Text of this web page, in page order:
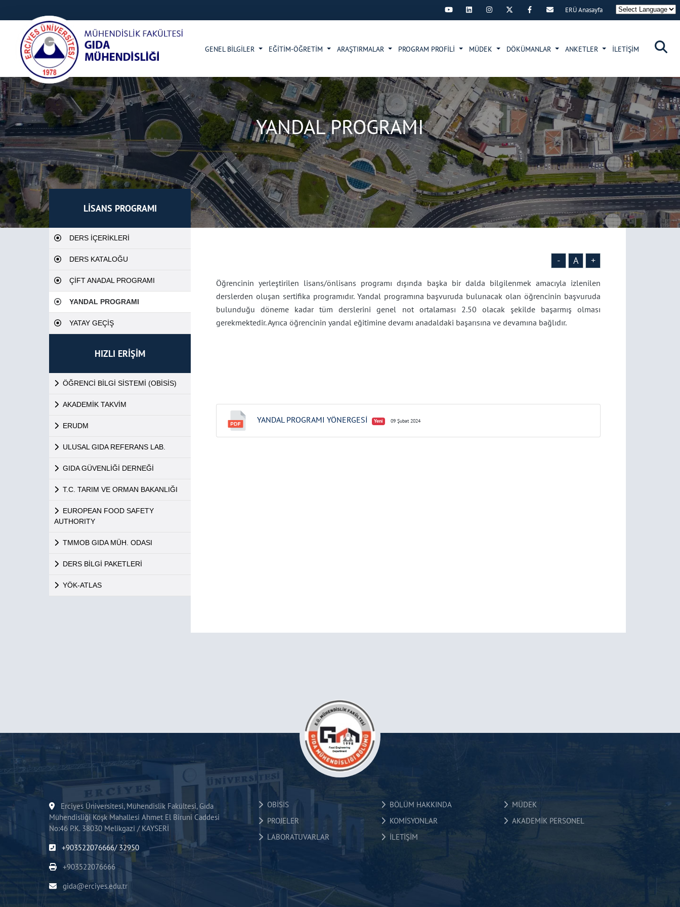
×
ERÜ Anasayfa
GENEL BİLGİLER EĞİTİM-ÖĞRETİM ARAŞTIRMALAR PROGRAM PROFİLİ MÜDEK DÖKÜMANLAR ANKETLER İLETİŞİM
YANDAL PROGRAMI
LİSANS PROGRAMI
DERS İÇERİKLERİ
DERS KATALOĞU
ÇİFT ANADAL PROGRAMI
YANDAL PROGRAMI
YATAY GEÇİŞ
HIZLI ERİŞİM
ÖĞRENCİ BİLGİ SİSTEMİ (OBİSİS)
AKADEMİK TAKVİM
ERUDM
ULUSAL GIDA REFERANS LAB.
GIDA GÜVENLİĞİ DERNEĞİ
T.C. TARIM VE ORMAN BAKANLIĞI
EUROPEAN FOOD SAFETY
AUTHORITY
TMMOB GIDA MÜH. ODASI
DERS BİLGİ PAKETLERİ
YÖK-ATLAS
- A +
Öğrencinin yerleştirilen lisans/önlisans programı dışında başka bir dalda bilgilenmek amacıyla izlenilen
derslerden oluşan sertifika programıdır. Yandal programına başvuruda bulunacak olan öğrencinin başvuruda
bulunduğu döneme kadar tüm derslerini genel not ortalaması 2.50 olacak şekilde başarmış olması
gerekmektedir. Ayrıca öğrencinin yandal eğitimine devamı anadaldaki başarısına ve devamına bağlıdır.
YANDAL PROGRAMI YÖNERGESİ Yeni 09 Şubat 2024
Erciyes Üniversitesi, Mühendislik Fakültesi, Gıda
Mühendisliği Köşk Mahallesi Ahmet El Biruni Caddesi
No:46 P.K. 38030 Melikgazi / KAYSERİ
+903522076666/ 32950
+903522076666
gida@erciyes.edu.tr
OBİSİS BÖLÜM HAKKINDA
MÜDEK
PROJELER
KOMİSYONLAR
AKADEMİK PERSONEL
LABORATUVARLAR
İLETİŞİM